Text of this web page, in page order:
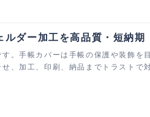
ルダー加工を高品質・短納期
。手帳カバーは手帳の保護や装飾を
、加工、印刷、納品までトラストで